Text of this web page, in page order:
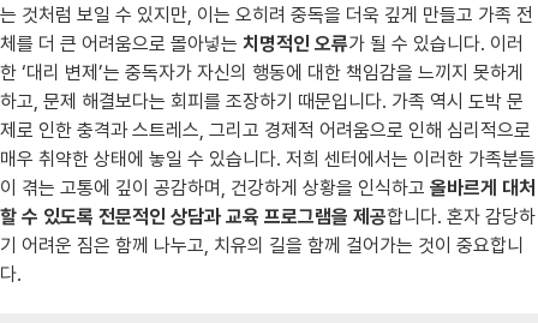
는 것처럼 보일 수 있지만, 이는 오히려 중독을 더욱 깊게 만들고 가족 전
체를 더 큰 어려움으로 몰아넣는 치명적인 오류가 될 수 있습니다. 이러
한 ‘대리 변제’는 중독자가 자신의 행동에 대한 책임감을 느끼지 못하게
하고, 문제 해결보다는 회피를 조장하기 때문입니다. 가족 역시 도박 문
제로 인한 충격과 스트레스, 그리고 경제적 어려움으로 인해 심리적으로
매우 취약한 상태에 놓일 수 있습니다. 저희 센터에서는 이러한 가족분들
이 겪는 고통에 깊이 공감하며, 건강하게 상황을 인식하고 올바르게 대처
할 수 있도록 전문적인 상담과 교육 프로그램을 제공합니다. 혼자 감당하
기 어려운 짐은 함께 나누고, 치유의 길을 함께 걸어가는 것이 중요합니
다.